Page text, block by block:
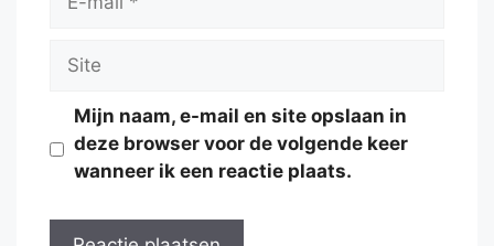
Site
Mijn naam, e-mail en site opslaan in
deze browser voor de volgende keer
wanneer ik een reactie plaats.